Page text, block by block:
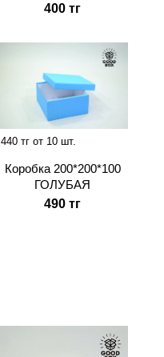
400 тг
440 тг от 10 шт.
Коробка 200*200*100
ГОЛУБАЯ
490 тг